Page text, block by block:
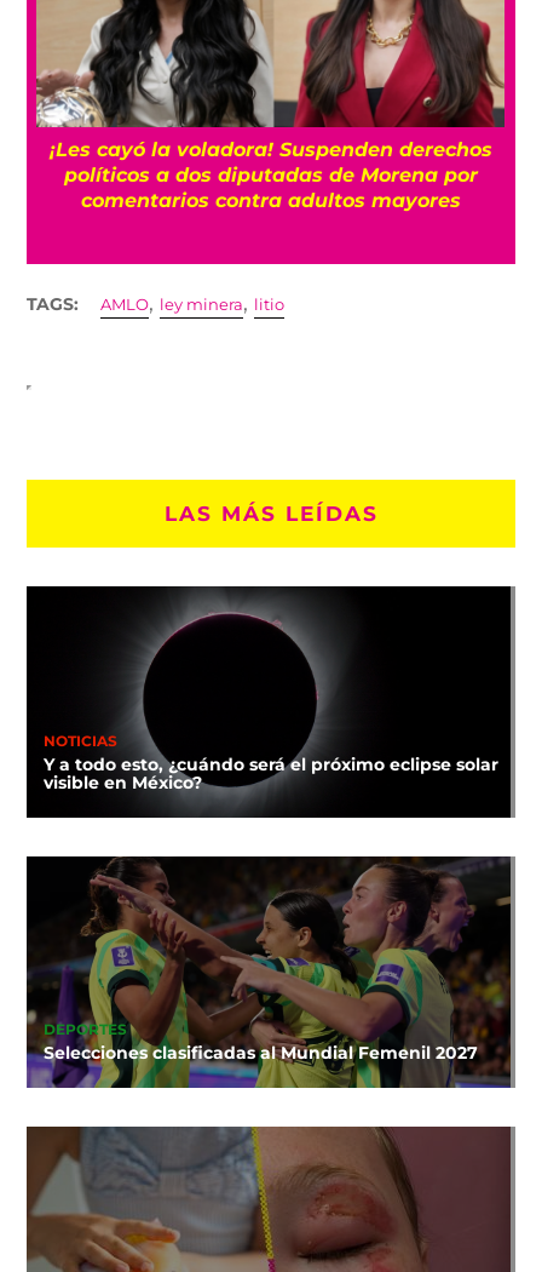
¡Les cayó la voladora! Suspenden derechos
políticos a dos diputadas de Morena por
comentarios contra adultos mayores
TAGS: AMLO, ley minera, litio
LAS MÁS LEÍDAS
NOTICIAS
Y a todo esto, ¿cuándo será el próximo eclipse solar
visible en México?
DEPORTES
Selecciones clasificadas al Mundial Femenil 2027